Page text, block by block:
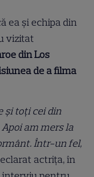
ea și echipa din
vizitat
din Los
de a filma
și toți cei din
am mers la
Într-un fel,
actrița, în